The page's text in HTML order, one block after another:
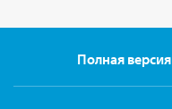
Полная версия